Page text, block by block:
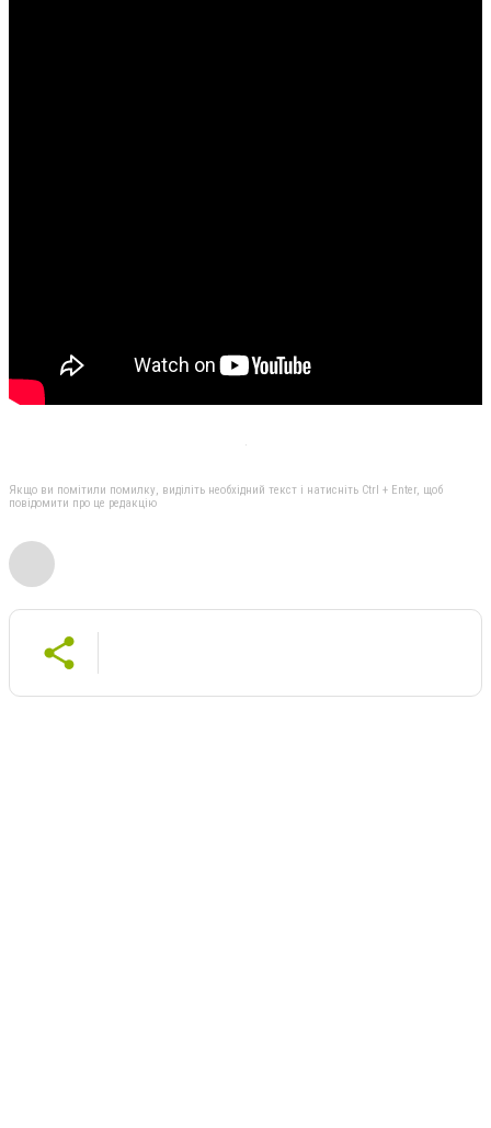
Якщо ви помітили помилку, виділіть необхідний текст і натисніть Ctrl + Enter, щоб
повідомити про це редакцію